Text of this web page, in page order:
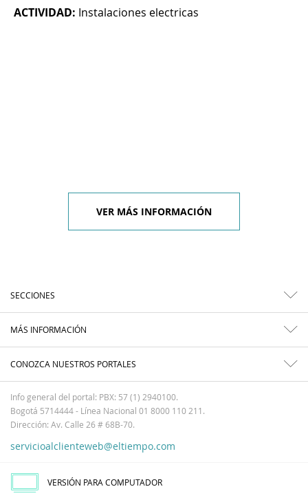
ACTIVIDAD: Instalaciones electricas
VER MÁS INFORMACIÓN
SECCIONES
MÁS INFORMACIÓN
CONOZCA NUESTROS PORTALES
Info general del portal: PBX: 57 (1) 2940100.
Bogotá 5714444 - Línea Nacional 01 8000 110 211.
Dirección: Av. Calle 26 # 68B-70.
servicioalclienteweb@eltiempo.com
VERSIÓN PARA COMPUTADOR